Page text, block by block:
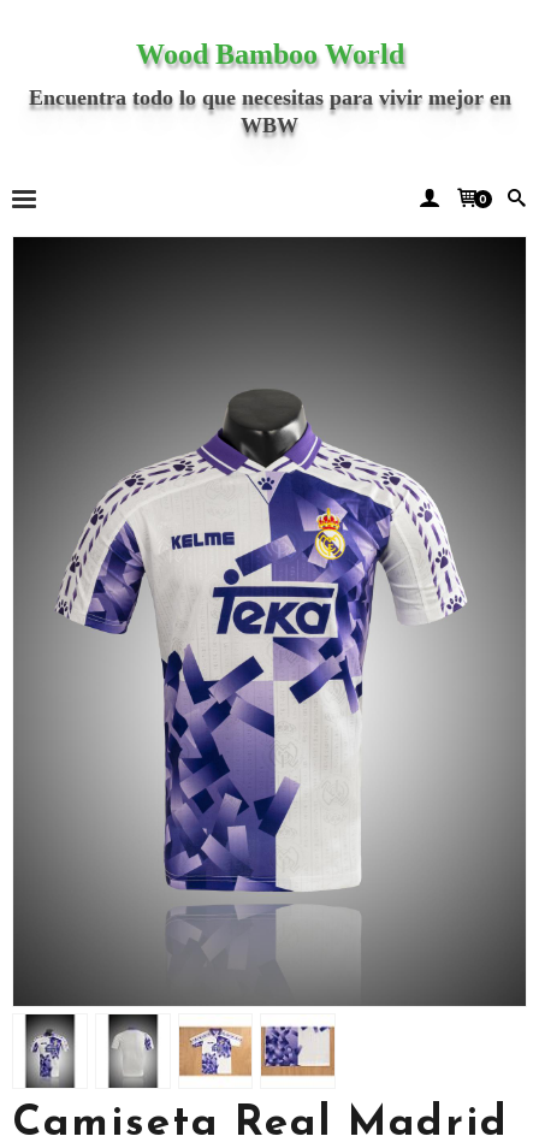
Wood Bamboo World
Encuentra todo lo que necesitas para vivir mejor en
WBW
0
Camiseta Real Madrid